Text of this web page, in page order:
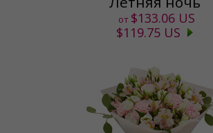
от $133.06 US
$119.75 US